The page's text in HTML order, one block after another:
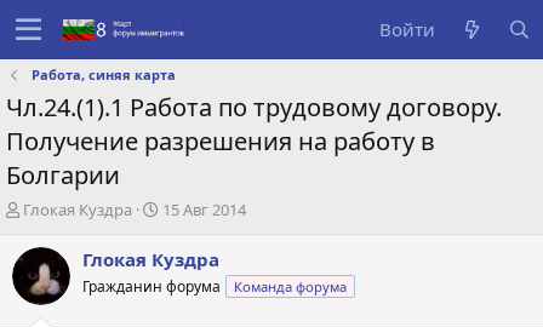
Войти
Работа, синяя карта
Чл.24.(1).1 Работа по трудовому договору.
Получение разрешения на работу в
Болгарии
А
т
о
р
Глокая Куздра
Д
т
а
с
15 Авг 2014
Глокая Куздра
Гражданин форума Команда форума